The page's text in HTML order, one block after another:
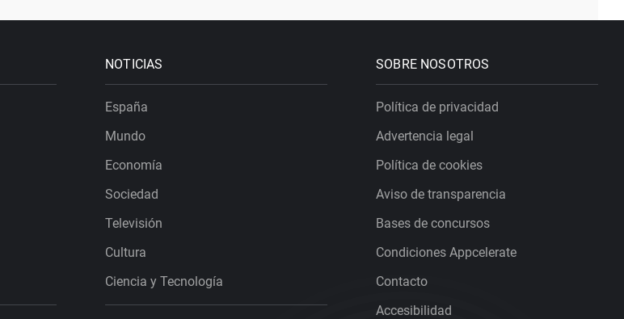
NOTICIAS
España
Mundo
Economía
Sociedad
Televisión
Cultura
Ciencia y Tecnología
SOBRE NOSOTROS
Política de privacidad
Advertencia legal
Política de cookies
Aviso de transparencia
Bases de concursos
Condiciones Appcelerate
Contacto
Accesibilidad